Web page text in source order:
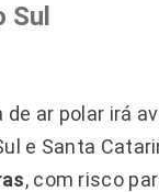
Sul
de ar polar irá
e Santa
, com risco